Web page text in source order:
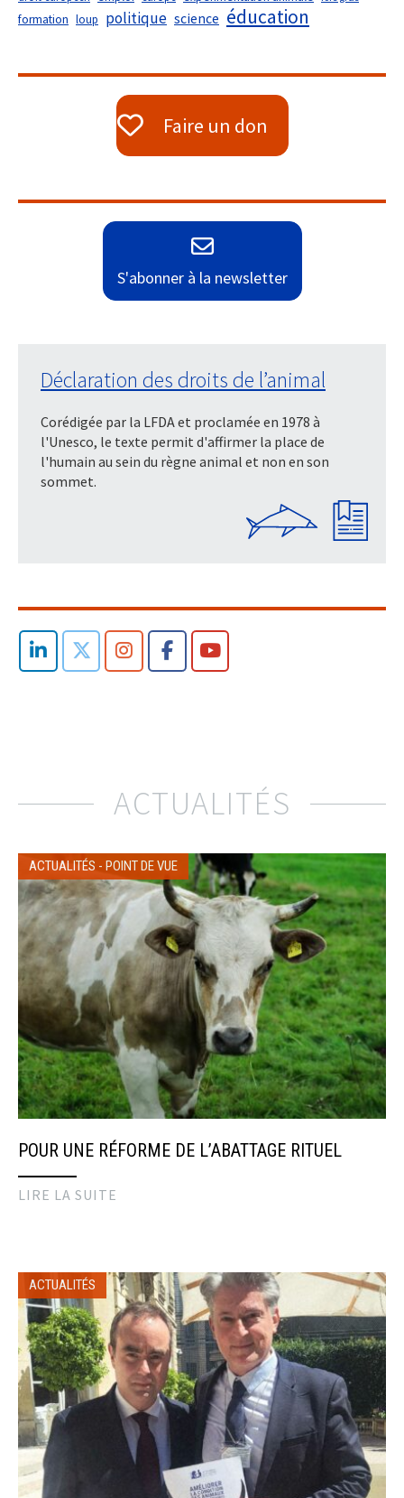
formation loup politique science éducation
Faire un don
S'abonner à la newsletter
Déclaration des droits de l’animal
Corédigée par la LFDA et proclamée en 1978 à
l'Unesco, le texte permit d'affirmer la place de
l'humain au sein du règne animal et non en son
sommet.
ACTUALITÉS
ACTUALITÉS - POINT DE VUE
POUR UNE RÉFORME DE L’ABATTAGE RITUEL
LIRE LA SUITE
ACTUALITÉS